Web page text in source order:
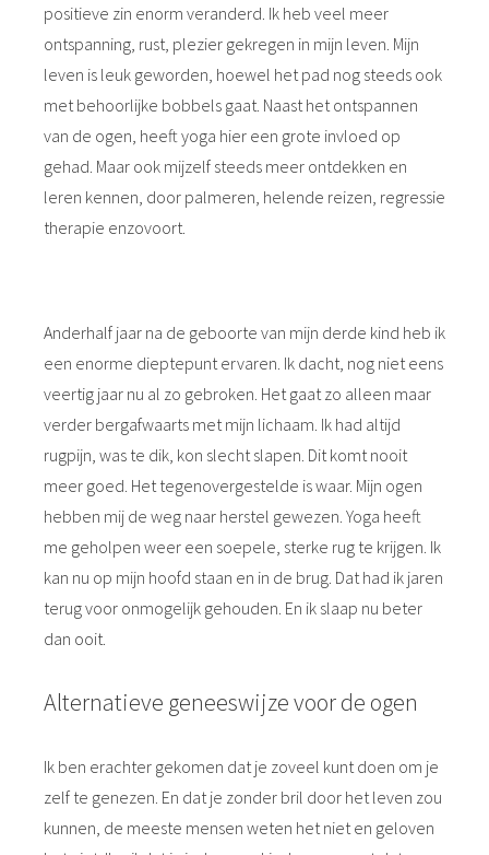
positieve zin enorm veranderd. Ik heb veel meer
ontspanning, rust, plezier gekregen in mijn leven. Mijn
leven is leuk geworden, hoewel het pad nog steeds ook
met behoorlijke bobbels gaat. Naast het ontspannen
van de ogen, heeft yoga hier een grote invloed op
gehad. Maar ook mijzelf steeds meer ontdekken en
leren kennen, door palmeren, helende reizen, regressie
therapie enzovoort.
Anderhalf jaar na de geboorte van mijn derde kind heb ik
een enorme dieptepunt ervaren. Ik dacht, nog niet eens
veertig jaar nu al zo gebroken. Het gaat zo alleen maar
verder bergafwaarts met mijn lichaam. Ik had altijd
rugpijn, was te dik, kon slecht slapen. Dit komt nooit
meer goed. Het tegenovergestelde is waar. Mijn ogen
hebben mij de weg naar herstel gewezen. Yoga heeft
me geholpen weer een soepele, sterke rug te krijgen. Ik
kan nu op mijn hoofd staan en in de brug. Dat had ik jaren
terug voor onmogelijk gehouden. En ik slaap nu beter
dan ooit.
Alternatieve geneeswijze voor de ogen
Ik ben erachter gekomen dat je zoveel kunt doen om je
zelf te genezen. En dat je zonder bril door het leven zou
kunnen, de meeste mensen weten het niet en geloven